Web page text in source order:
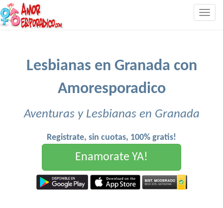
Lesbianas en Granada con
Amoresporadico
Aventuras y Lesbianas en Granada
Registrate, sin cuotas, 100% gratis!
Enamorate YA!